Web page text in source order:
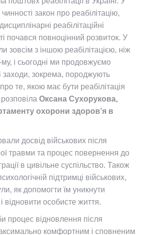
закон про реабілітацію,
реабілітаційні
почався повноцінний розвиток. У
зовсім з іншою реабілітацією, ніж
і сьогодні ми продовжуємо
заходи, зокрема, породжують
те, якою має бути реабілітація
Оксана Сухорукова,
охорони здоров’я в
досвід військових після
травми та процес повернення до
в цивільне суспільство. Також
підтримці військових,
як допомогти їм уникнути
відновити особисте життя.
процес відновлення після
комфортним і сповненим